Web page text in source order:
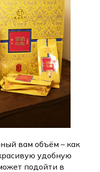
вам объём – как
удобную
подойти в